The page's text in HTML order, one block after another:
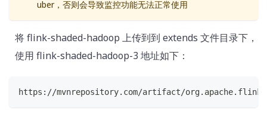
uber，否则会导致监控功能无法正常使用
将 flink-shaded-hadoop 上传到到 extends 文件目录下，
使用 flink-shaded-hadoop-3 地址如下：
https://mvnrepository.com/artifact/org.apache.flink/